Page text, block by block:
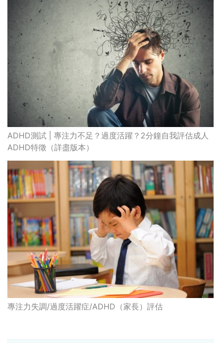
ADHD測試 | 專注力不足？過度活躍？2分鐘自我評估成人
ADHD特徵（詳盡版本）
專注力失調/過度活躍症/ADHD（家長）評估